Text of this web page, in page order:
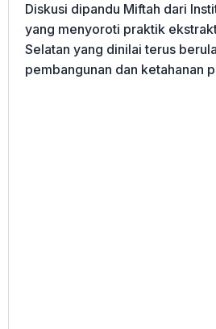
Diskusi dipandu Miftah dari
yang menyoroti praktik
Selatan yang dinilai terus
pembangunan dan ketahanan